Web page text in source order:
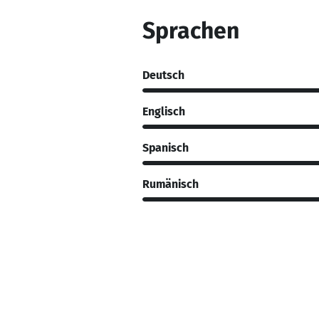
Sprachen
Deutsch
Englisch
Spanisch
Rumänisch